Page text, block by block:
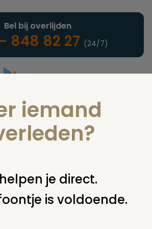
uitvaartonderneming
Bel bij overlijden
848 82 27 (24/7)
nieuws & agenda nieuws expositie de
iemand
je direct.
is voldoende.